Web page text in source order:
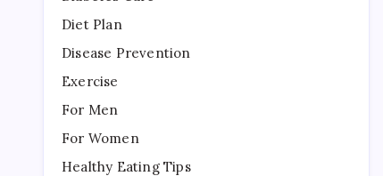
Diet Plan
Disease Prevention
Exercise
For Men
For Women
Healthy Eating Tips